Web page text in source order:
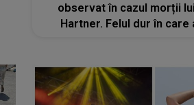
observat în cazul morții
Hartner. Felul dur în care